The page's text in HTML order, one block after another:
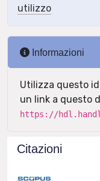
utilizzo
Informazioni
Utilizza questo
un link a questo
https://
Citazioni